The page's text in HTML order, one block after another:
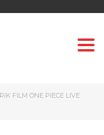
FILM ONE PIECE LIVE